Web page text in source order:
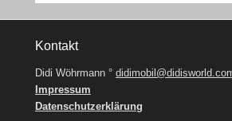
Kontakt
Didi Wöhrmann °
Impressum
Datenschutzerklärung